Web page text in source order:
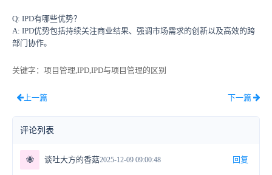
Q: IPD有哪些优势？
A: IPD优势包括持续关注商业结果、强调市场需求的创新以及高效的跨
部门协作。
关键字 ：项目管理,IPD,IPD与项目管理的区别
上一篇 下一篇
评论列表
🐝 谈吐大方的香菇2025-12-09 09:00:48 回复